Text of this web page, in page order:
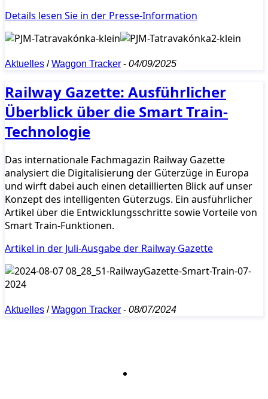
Details lesen Sie in der Presse-Information
Aktuelles /Waggon Tracker - 04/09/2025
Railway Gazette: Ausführlicher
Überblick über die Smart Train-
Technologie
Das internationale Fachmagazin Railway Gazette
analysiert die Digitalisierung der Güterzüge in Europa
und wirft dabei auch einen detaillierten Blick auf unser
Konzept des intelligenten Güterzugs. Ein ausführlicher
Artikel über die Entwicklungsschritte sowie Vorteile von
Smart Train-Funktionen.
Artikel in der Juli-Ausgabe der Railway Gazette
Aktuelles /Waggon Tracker - 08/07/2024